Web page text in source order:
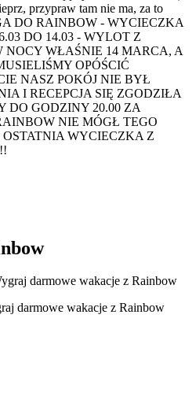
przypraw tam nie ma, za to
DO RAINBOW - WYCIECZKA
DO 14.03 - WYLOT Z
NOCY WŁAŚNIE 14 MARCA, A
OPÓŚCIĆ
NASZ POKÓJ NIE BYŁ
I RECEPCJA SIĘ ZGODZIŁA
DO GODZINY 20.00 ZA
NIE MÓGŁ TEGO
OSTATNIA WYCIECZKA Z
darmowe wakacje z Rainbow